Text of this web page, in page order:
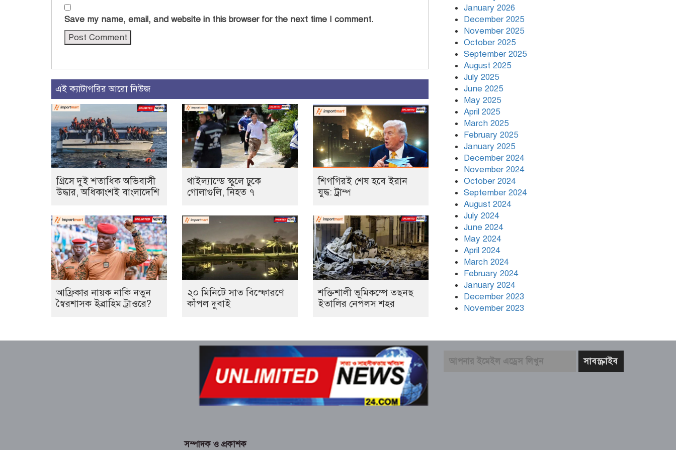
Save my name, email, and website in this browser for the next time I comment.
এই ক্যাটাগরির আরো নিউজ
গ্রিসে দুই শতাধিক অভিবাসী
উদ্ধার, অধিকাংশই বাংলাদেশি
থাইল্যান্ডে স্কুলে ঢুকে
গোলাগুলি, নিহত ৭
শিগগিরই শেষ হবে ইরান
যুদ্ধ: ট্রাম্প
আফ্রিকার নায়ক নাকি নতুন
স্বৈরশাসক ইব্রাহিম ট্রাওরে?
২০ মিনিটে সাত বিস্ফোরণে
কাঁপল দুবাই
শক্তিশালী ভূমিকম্পে তছনছ
ইতালির নেপলস শহর
January 2026
December 2025
November 2025
October 2025
September 2025
August 2025
July 2025
June 2025
May 2025
April 2025
March 2025
February 2025
January 2025
December 2024
November 2024
October 2024
September 2024
August 2024
July 2024
June 2024
May 2024
April 2024
March 2024
February 2024
January 2024
December 2023
November 2023
সম্পাদক ও প্রকাশক